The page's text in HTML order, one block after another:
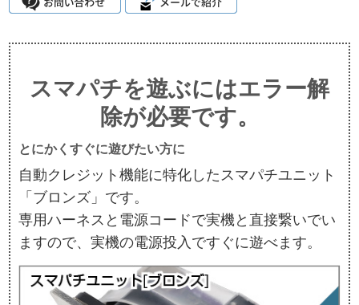
スマパチを遊ぶにはエラー解
除が必要です。
とにかくすぐに遊びたい方に
自動クレジット機能に特化したスマパチユニット
「ブロンズ」です。
専用ハーネスと電源コードで実機と直接繋いでい
ますので、実機の電源投入ですぐに遊べます。